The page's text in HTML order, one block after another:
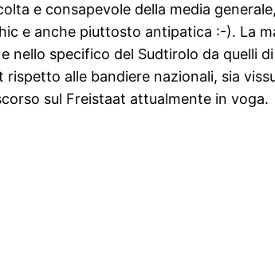
e consapevole della media
e anche piuttosto antipatica :-). La
nello specifico del Sudtirolo da quelli
alle bandiere nazionali, sia
sul Freistaat attualmente in voga.